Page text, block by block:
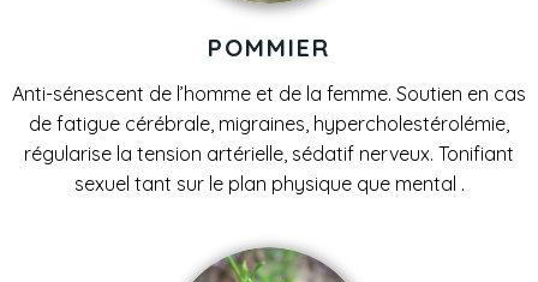
POMMIER
Anti-sénescent de l’homme et de la femme. Soutien en cas
de fatigue cérébrale, migraines, hypercholestérolémie,
régularise la tension artérielle, sédatif nerveux. Tonifiant
sexuel tant sur le plan physique que mental .